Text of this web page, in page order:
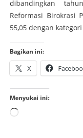
dibandingkan
Reformasi Birokrasi
55,05 dengan
Bagikan ini:
X
Menyukai ini: